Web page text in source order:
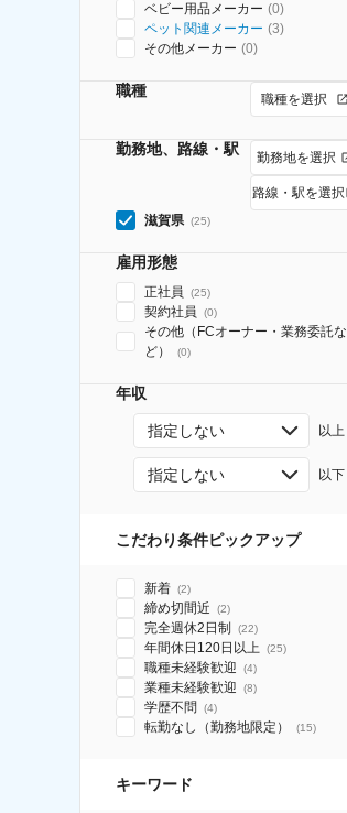
ベビー用品メーカー (0)
ペット関連メーカー (3)
その他メーカー (0)
職種 職種を選択
勤務地、路線・駅 勤務地を選択
路線・駅を選択
滋賀県 (25)
雇用形態
正社員 (25)
契約社員 (0)
その他（FCオーナー・業務委託な
ど）
(0)
年収
指定しない 以上
指定しない 以下
こだわり条件ピックアップ
新着 (2)
締め切間近 (2)
完全週休2日制 (22)
年間休日120日以上 (25)
職種未経験歓迎 (4)
業種未経験歓迎 (8)
学歴不問 (4)
転勤なし（勤務地限定） (15)
キーワード